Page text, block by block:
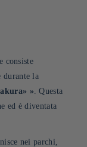
consiste
la
». Questa
ed è diventata
nei parchi,